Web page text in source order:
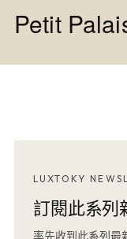
Petit
LUXTOKY
訂閱此系列
率先收到此系列最